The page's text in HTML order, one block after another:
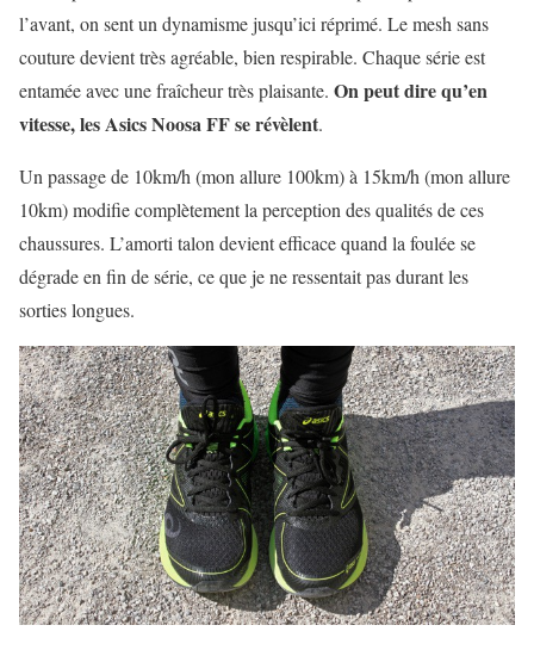
l’avant, on sent un dynamisme jusqu’ici réprimé. Le mesh sans
couture devient très agréable, bien respirable. Chaque série est
entamée avec une fraîcheur très plaisante. On peut dire qu’en
vitesse, les Asics Noosa FF se révèlent.
Un passage de 10km/h (mon allure 100km) à 15km/h (mon allure
10km) modifie complètement la perception des qualités de ces
chaussures. L’amorti talon devient efficace quand la foulée se
dégrade en fin de série, ce que je ne ressentait pas durant les
sorties longues.